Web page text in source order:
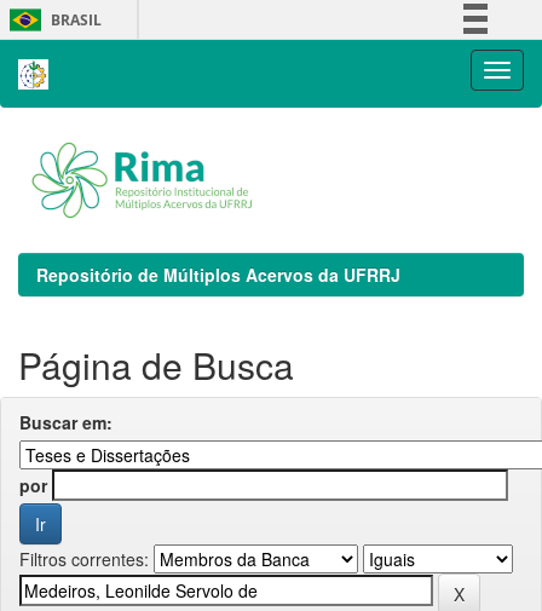
Skip
navigation
BRASIL
Repositório de Múltiplos Acervos da UFRRJ
Página de Busca
Buscar em:
por
Filtros correntes: